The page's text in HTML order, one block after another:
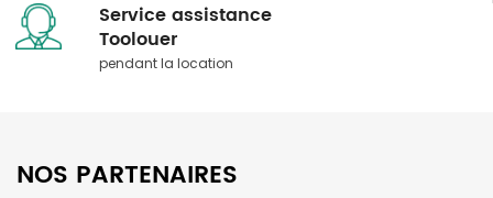
Service assistance
​​​​​​​Toolouer
pendant la location
NOS PARTENAIRES